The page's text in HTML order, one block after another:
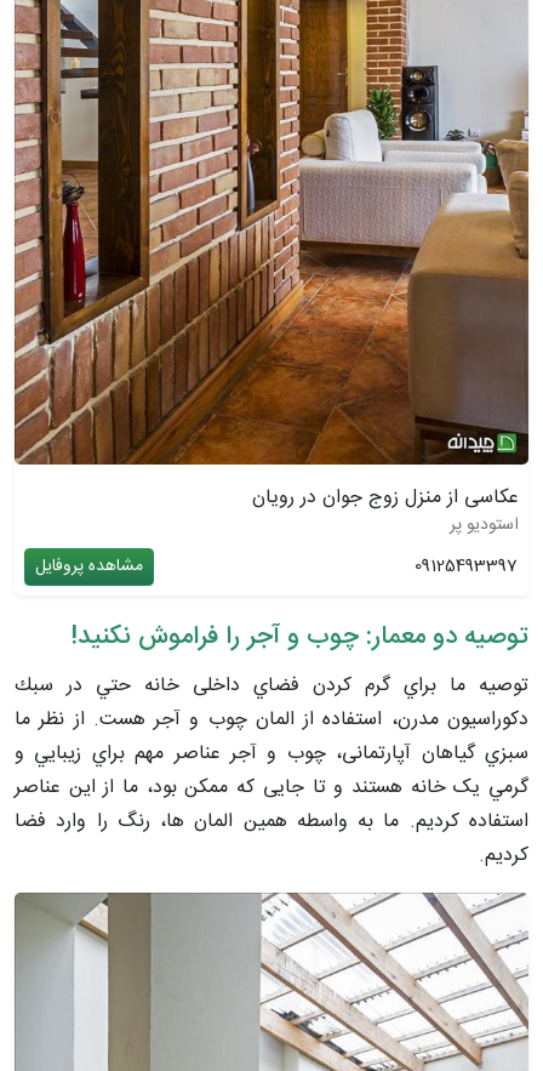
عکاسی از منزل زوج جوان در رویان
استودیو پر
09125493397
مشاهده پروفایل
توصیه دو معمار: چوب و آجر را فراموش نکنید!
توصيه ما براي گرم كردن فضاي داخلی خانه حتي در سبك
دكوراسيون مدرن، استفاده از المان چوب و آجر هست. از نظر ما
سبزي گياهان آپارتمانی، چوب و آجر عناصر مهم براي زيبايي و
گرمي یک خانه هستند و تا جایی كه ممكن بود، ما از اين عناصر
استفاده كرديم. ما به واسطه همين المان ها، رنگ را وارد فضا
كرديم.